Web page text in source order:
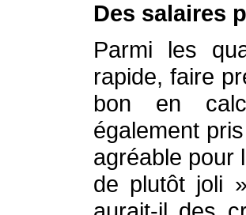
Des salaires
Parmi les
rapide, faire
bon en
également
agréable pour
de plutôt joli